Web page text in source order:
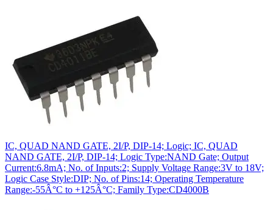
IC, QUAD NAND GATE, 2I/P, DIP-14; Logic; IC, QUAD
NAND GATE, 2I/P, DIP-14; Logic Type:NAND Gate; Output
Current:6.8mA; No. of Inputs:2; Supply Voltage Range:3V to 18V;
Logic Case Style:DIP; No. of Pins:14; Operating Temperature
Range:-55Â°C to +125Â°C; Family Type:CD4000B